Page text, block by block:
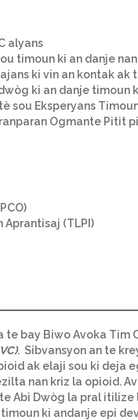
alyans
timoun ki an danje
ki vin an kontak ak
ki an danje timoun
sou Eksperyans
Ogmante Pitit
Aprantisaj (TLPI)
te bay Biwo Avoka Tim
. Sibvansyon an te
ak elaji sou ki deja
nan kriz la opioid.
Abi Dwòg la pral
ki andanje epi